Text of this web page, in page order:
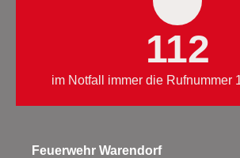
112
im Notfall immer die Rufnummer
Feuerwehr Warendorf